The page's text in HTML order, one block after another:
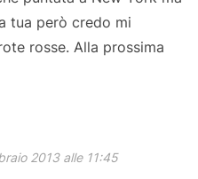
tua però credo mi
rosse. Alla prossima
2013 alle 11:45